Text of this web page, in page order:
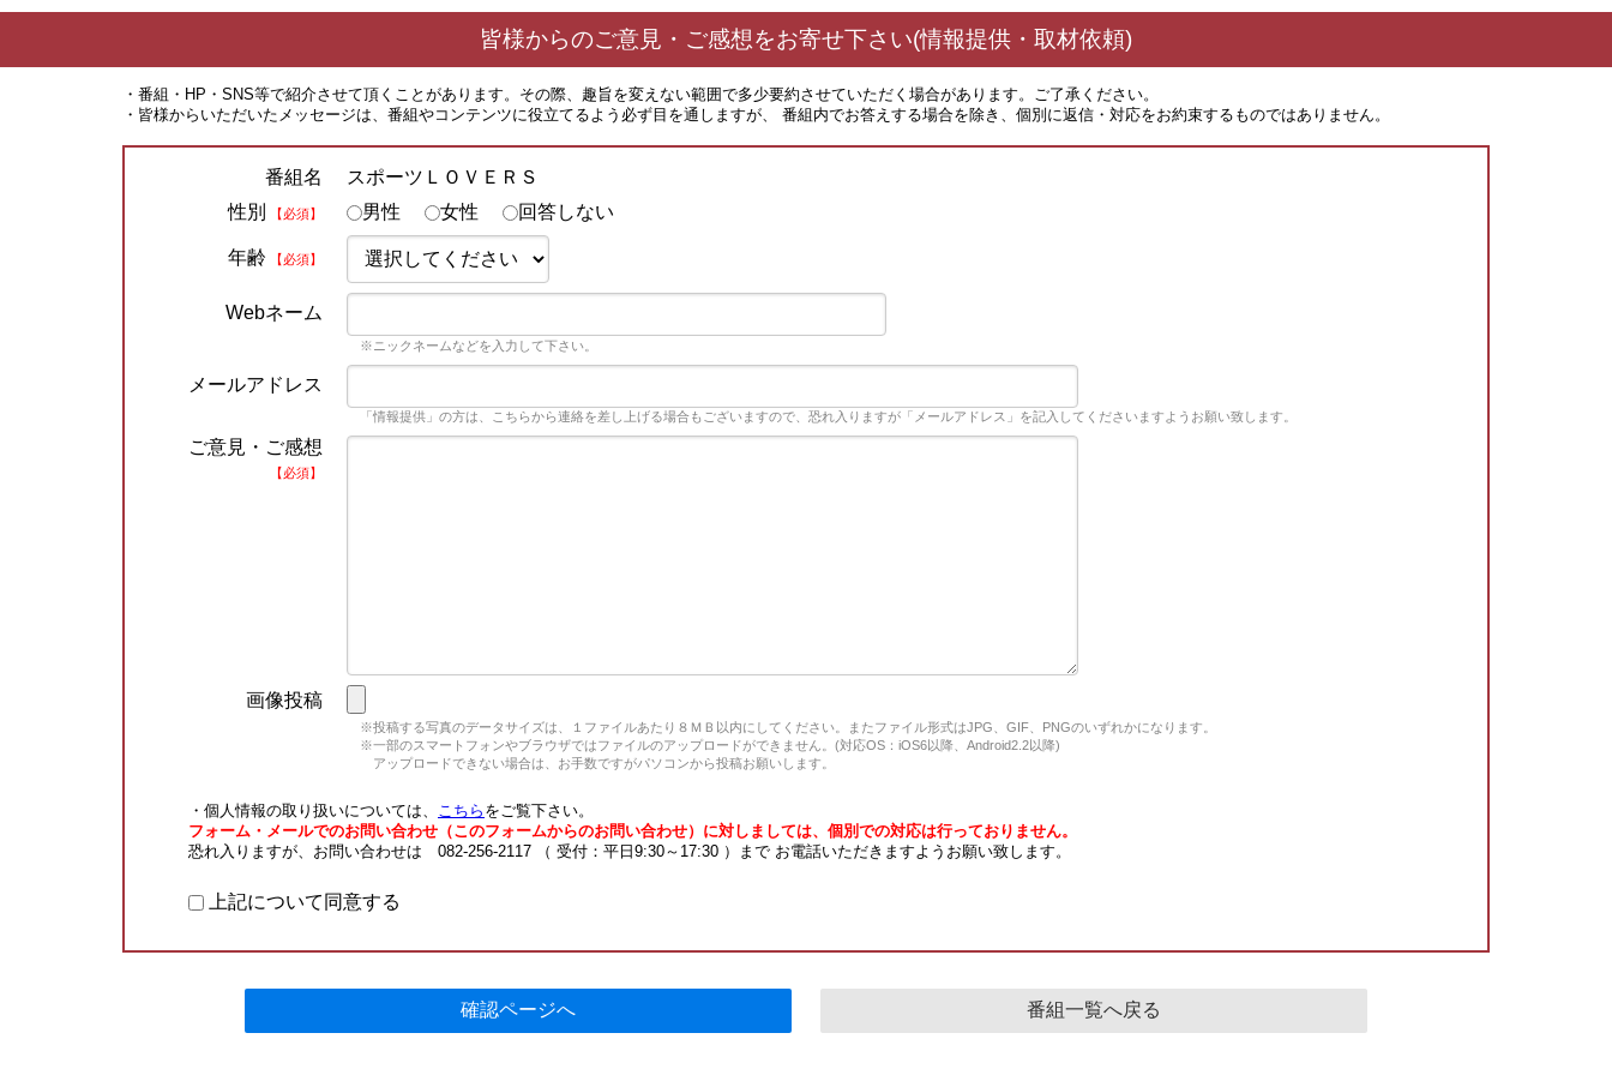
皆様からのご意見・ご感想をお寄せ下さい(情報提供・取材依頼)
・番組・HP・SNS等で紹介させて頂くことがあります。その際、趣旨を変えない範囲で多少要約させていただく場合があります。ご了承ください。
・皆様からいただいたメッセージは、番組やコンテンツに役立てるよう必ず目を通しますが、 番組内でお答えする場合を除き、個別に返信・対応をお約束するものではありません。
番組名
スポーツＬＯＶＥＲＳ
性別
【必須】 男性 女性 回答しない
年齢 【必須】
Webネーム
※ニックネームなどを入力して下さい。
メールアドレス
「情報提供」の方は、こちらから連絡を差し上げる場合もございますので、恐れ入りますが「メールアドレス」を記入してくださいますようお願い致します。
ご意見・ご感想
【必須】
画像投稿
※投稿する写真のデータサイズは、１ファイルあたり８ＭＢ以内にしてください。またファイル形式はJPG、GIF、PNGのいずれかになります。
※一部のスマートフォンやブラウザではファイルのアップロードができません。(対応OS：iOS6以降、Android2.2以降)
アップロードできない場合は、お手数ですがパソコンから投稿お願いします。
・個人情報の取り扱いについては、 こちら をご覧下さい。
フォーム・メールでのお問い合わせ（このフォームからのお問い合わせ）に対しましては、個別での対応は行っておりません。
恐れ入りますが、お問い合わせは 082-256-2117 （ 受付：平日9:30～17:30 ）まで お電話いただきますようお願い致します。
上記について同意する
確認ページへ 番組一覧へ戻る